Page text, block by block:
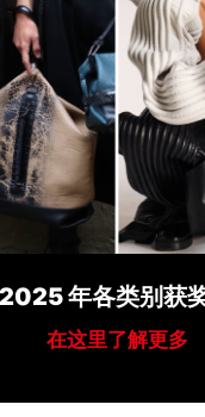
2025 年各类别获
在这里了解更多